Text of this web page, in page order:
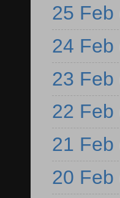
25 Feb
24 Feb
23 Feb
22 Feb
21 Feb
20 Feb